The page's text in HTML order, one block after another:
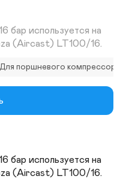
бар используется на
(Aircast) LT100/16.
Для поршневого компрессора
бар используется на
(Aircast) LT100/16.